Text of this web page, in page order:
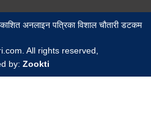
अनलाइन पत्रिका विशाल चौतारी डटकम
All rights reserved,
by: Zookti